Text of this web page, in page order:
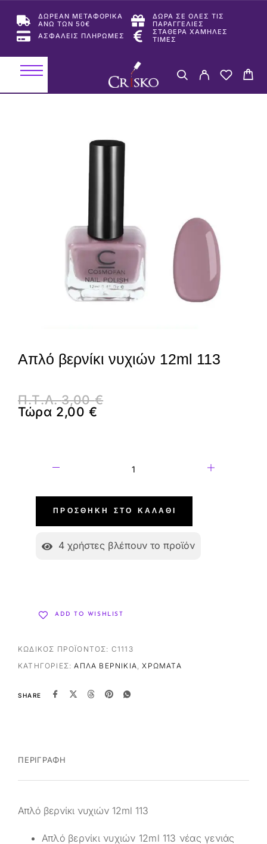
ΔΩΡΕΑΝ ΜΕΤΑΦΟΡΙΚΑ
ΑΝΩ ΤΩΝ 50€
ΔΩΡΑ ΣΕ ΟΛΕΣ ΤΙΣ
ΠΑΡΑΓΓΕΛΙΕΣ
ΑΣΦΑΛΕΙΣ ΠΛΗΡΩΜΕΣ
ΣΤΑΘΕΡΑ ΧΑΜΗΛΕΣ
ΤΙΜΕΣ
Απλό βερνίκι νυχιών 12ml 113
Π.Τ.Λ.3,00€
Τώρα 2,00€
ΠΡΟΣΘΉΚΗ ΣΤΟ ΚΑΛΆΘΙ
4 χρήστες βλέπουν το προϊόν
ADD TO WISHLIST
ΚΩΔΙΚΌΣ ΠΡΟΪΌΝΤΟΣ: C1113
ΚΑΤΗΓΟΡΊΕΣ:ΑΠΛΆ ΒΕΡΝΊΚΙΑ ,ΧΡΏΜΑΤΑ
SHARE
ΠΕΡΙΓΡΑΦΉ
Απλό βερνίκι νυχιών 12ml 113
Απλό βερνίκι νυχιών 12ml 113 νέας γενιάς